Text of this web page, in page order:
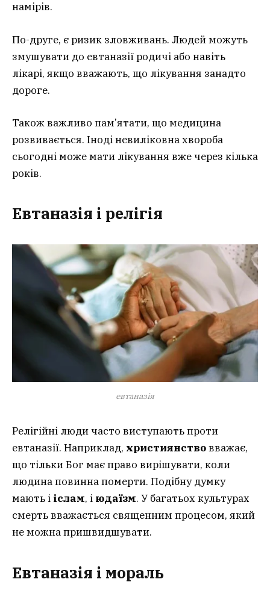
намірів.
По-друге, є ризик зловживань. Людей можуть
змушувати до евтаназії родичі або навіть
лікарі, якщо вважають, що лікування занадто
дороге.
Також важливо пам’ятати, що медицина
розвивається. Іноді невиліковна хвороба
сьогодні може мати лікування вже через кілька
років.
Евтаназія і релігія
евтаназія
Релігійні люди часто виступають проти
евтаназії. Наприклад, християнствовважає,
що тільки Бог має право вирішувати, коли
людина повинна померти. Подібну думку
мають і іслам, і юдаїзм. У багатьох культурах
смерть вважається священним процесом, який
не можна пришвидшувати.
Евтаназія і мораль